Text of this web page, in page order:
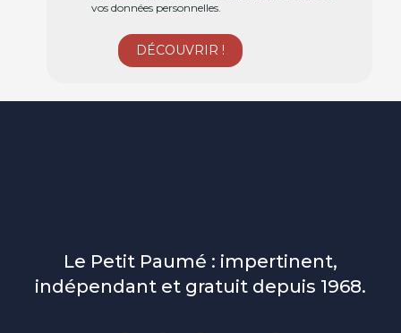
vos données personnelles.
Le Petit Paumé : impertinent,
indépendant et gratuit depuis 1968.